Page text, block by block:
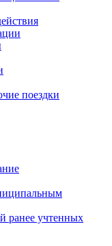
поездки
ранее учтенных